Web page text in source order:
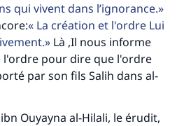
qui vivent dans l’ignorance.
La création et l'ordre Lui
Là ,Il nous informe
l'ordre pour dire que l'ordre
par son fils Salih dans al-
Ouyayna al-Hilali, le érudit,